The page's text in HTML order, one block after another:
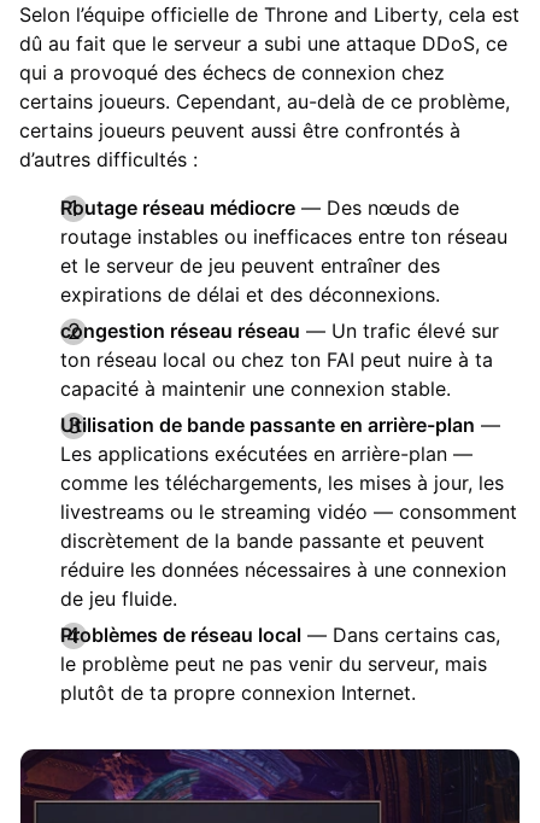
Selon l’équipe officielle de Throne and Liberty, cela est
dû au fait que le serveur a subi une attaque DDoS, ce
qui a provoqué des échecs de connexion chez
certains joueurs. Cependant, au-delà de ce problème,
certains joueurs peuvent aussi être confrontés à
d’autres difficultés :
Routage réseau médiocre — Des nœuds de
routage instables ou inefficaces entre ton réseau
et le serveur de jeu peuvent entraîner des
expirations de délai et des déconnexions.
congestion réseau réseau — Un trafic élevé sur
ton réseau local ou chez ton FAI peut nuire à ta
capacité à maintenir une connexion stable.
Utilisation de bande passante en arrière-plan —
Les applications exécutées en arrière-plan —
comme les téléchargements, les mises à jour, les
livestreams ou le streaming vidéo — consomment
discrètement de la bande passante et peuvent
réduire les données nécessaires à une connexion
de jeu fluide.
Problèmes de réseau local — Dans certains cas,
le problème peut ne pas venir du serveur, mais
plutôt de ta propre connexion Internet.